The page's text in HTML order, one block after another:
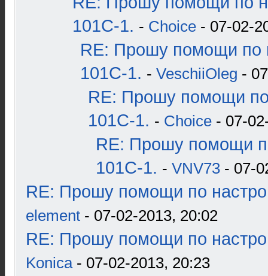
101С-1. - Choice - 07-02-
RE: Прошу помощи по
101С-1. - VeschiiOleg -
RE: Прошу помощи
101С-1. - Choice - 07-
RE: Прошу помощи
101С-1. - VNV73 - 07-
RE: Прошу помощи по
element - 07-02-2013, 20:02
RE: Прошу помощи по
Konica- 07-02-2013, 20:23